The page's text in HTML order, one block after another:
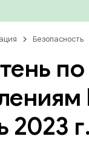
Безопасность
по
2023 г.